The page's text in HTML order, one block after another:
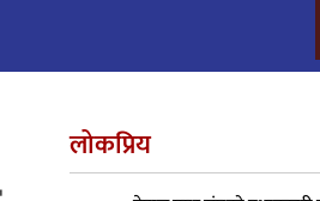
लोकप्रिय